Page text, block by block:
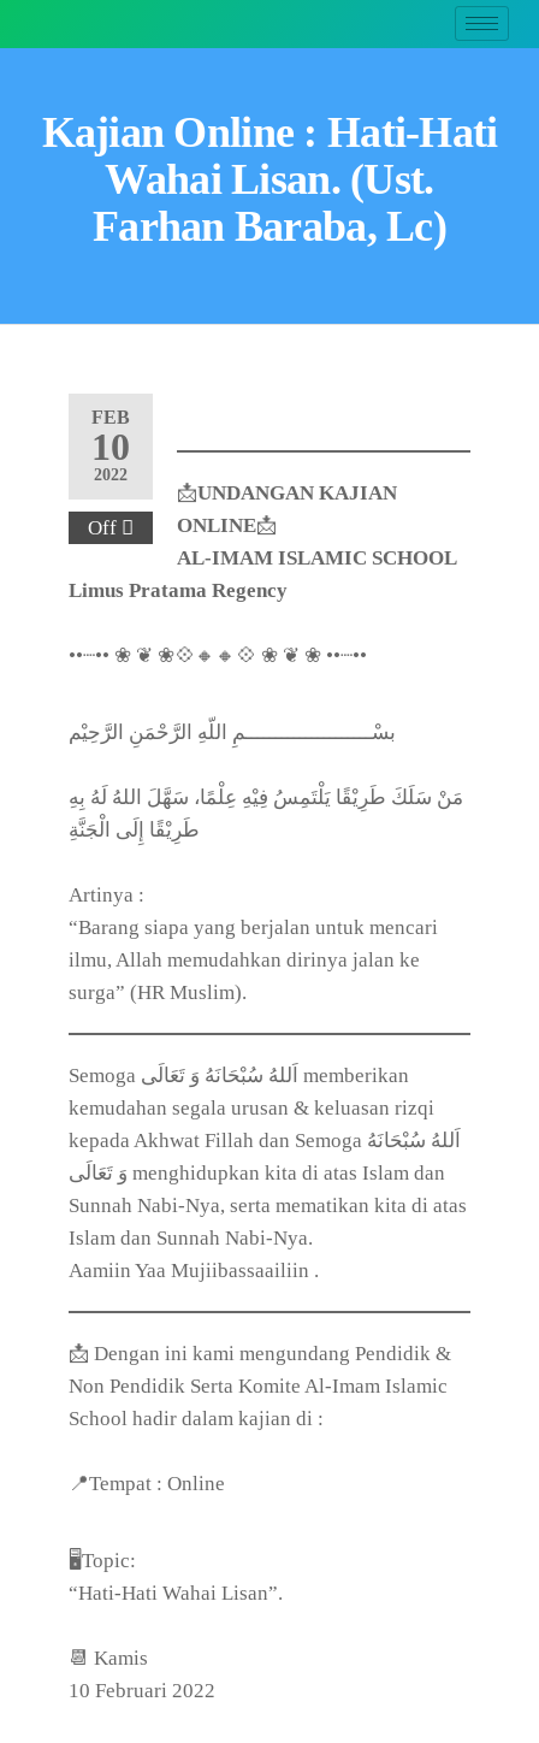
Kajian Online : Hati-Hati
Wahai Lisan. (Ust.
Farhan Baraba, Lc)
FEB
10
2022
Off
📩UNDANGAN KAJIAN
ONLINE📩
AL-IMAM ISLAMIC SCHOOL
Limus Pratama Regency
••┈•• ❀ ❦ ❀💠🔸🔸💠 ❀ ❦ ❀ ••┈••
بسْـــــــــــــــــــــمِ اللّهِ الرَّحْمَنِ الرَّحِيْم
مَنْ سَلَكَ طَرِيْقًا يَلْتَمِسُ فِيْهِ عِلْمًا، سَهَّلَ اللهُ لَهُ بِهِ
طَرِيْقًا إِلَى الْجَنَّةِ
Artinya :
“Barang siapa yang berjalan untuk mencari
ilmu, Allah memudahkan dirinya jalan ke
surga” (HR Muslim).
Semoga اَللهُ سُبْحَانَهُ وَ تَعَالَى‎ memberikan
kemudahan segala urusan & keluasan rizqi
kepada Akhwat Fillah dan Semoga اَللهُ سُبْحَانَهُ
وَ تَعَالَى‎ menghidupkan kita di atas Islam dan
Sunnah Nabi-Nya, serta mematikan kita di atas
Islam dan Sunnah Nabi-Nya.
Aamiin Yaa Mujiibassaailiin .
📩 Dengan ini kami mengundang Pendidik &
Non Pendidik Serta Komite Al-Imam Islamic
School hadir dalam kajian di :
📍Tempat : Online
🖥️Topic:
“Hati-Hati Wahai Lisan”.
📆 Kamis
10 Februari 2022